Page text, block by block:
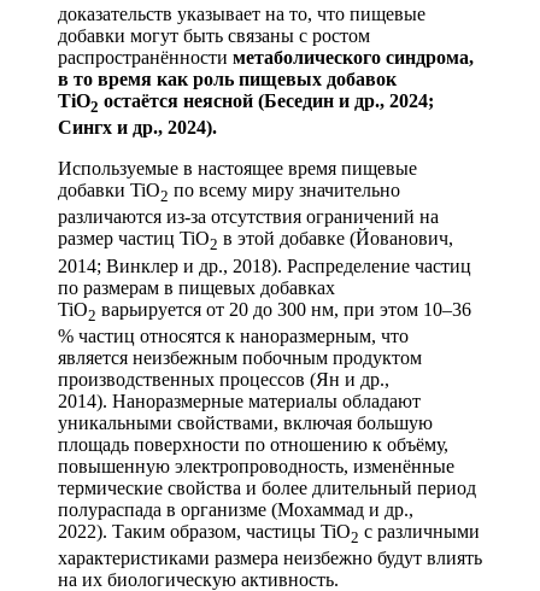
доказательств указывает на то, что пищевые
добавки могут быть связаны с ростом
распространённости метаболического синдрома,
в то время как роль пищевых добавок
TiO2 остаётся неясной (Беседин и др., 2024;
Сингх и др., 2024).
Используемые в настоящее время пищевые
добавки TiO2 по всему миру значительно
различаются из-за отсутствия ограничений на
размер частиц TiO2 в этой добавке (Йованович,
2014; Винклер и др., 2018). Распределение частиц
по размерам в пищевых добавках
TiO2 варьируется от 20 до 300 нм, при этом 10–36
% частиц относятся к наноразмерным, что
является неизбежным побочным продуктом
производственных процессов (Ян и др.,
2014). Наноразмерные материалы обладают
уникальными свойствами, включая большую
площадь поверхности по отношению к объёму,
повышенную электропроводность, изменённые
термические свойства и более длительный период
полураспада в организме (Мохаммад и др.,
2022). Таким образом, частицы TiO2 с различными
характеристиками размера неизбежно будут влиять
на их биологическую активность.